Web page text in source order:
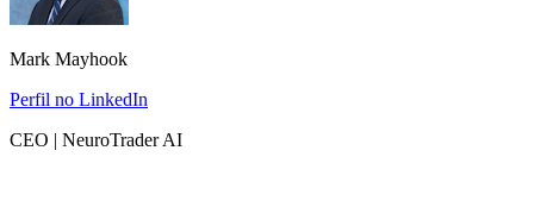
Mark Mayhook
Perfil no LinkedIn
CEO | NeuroTrader AI